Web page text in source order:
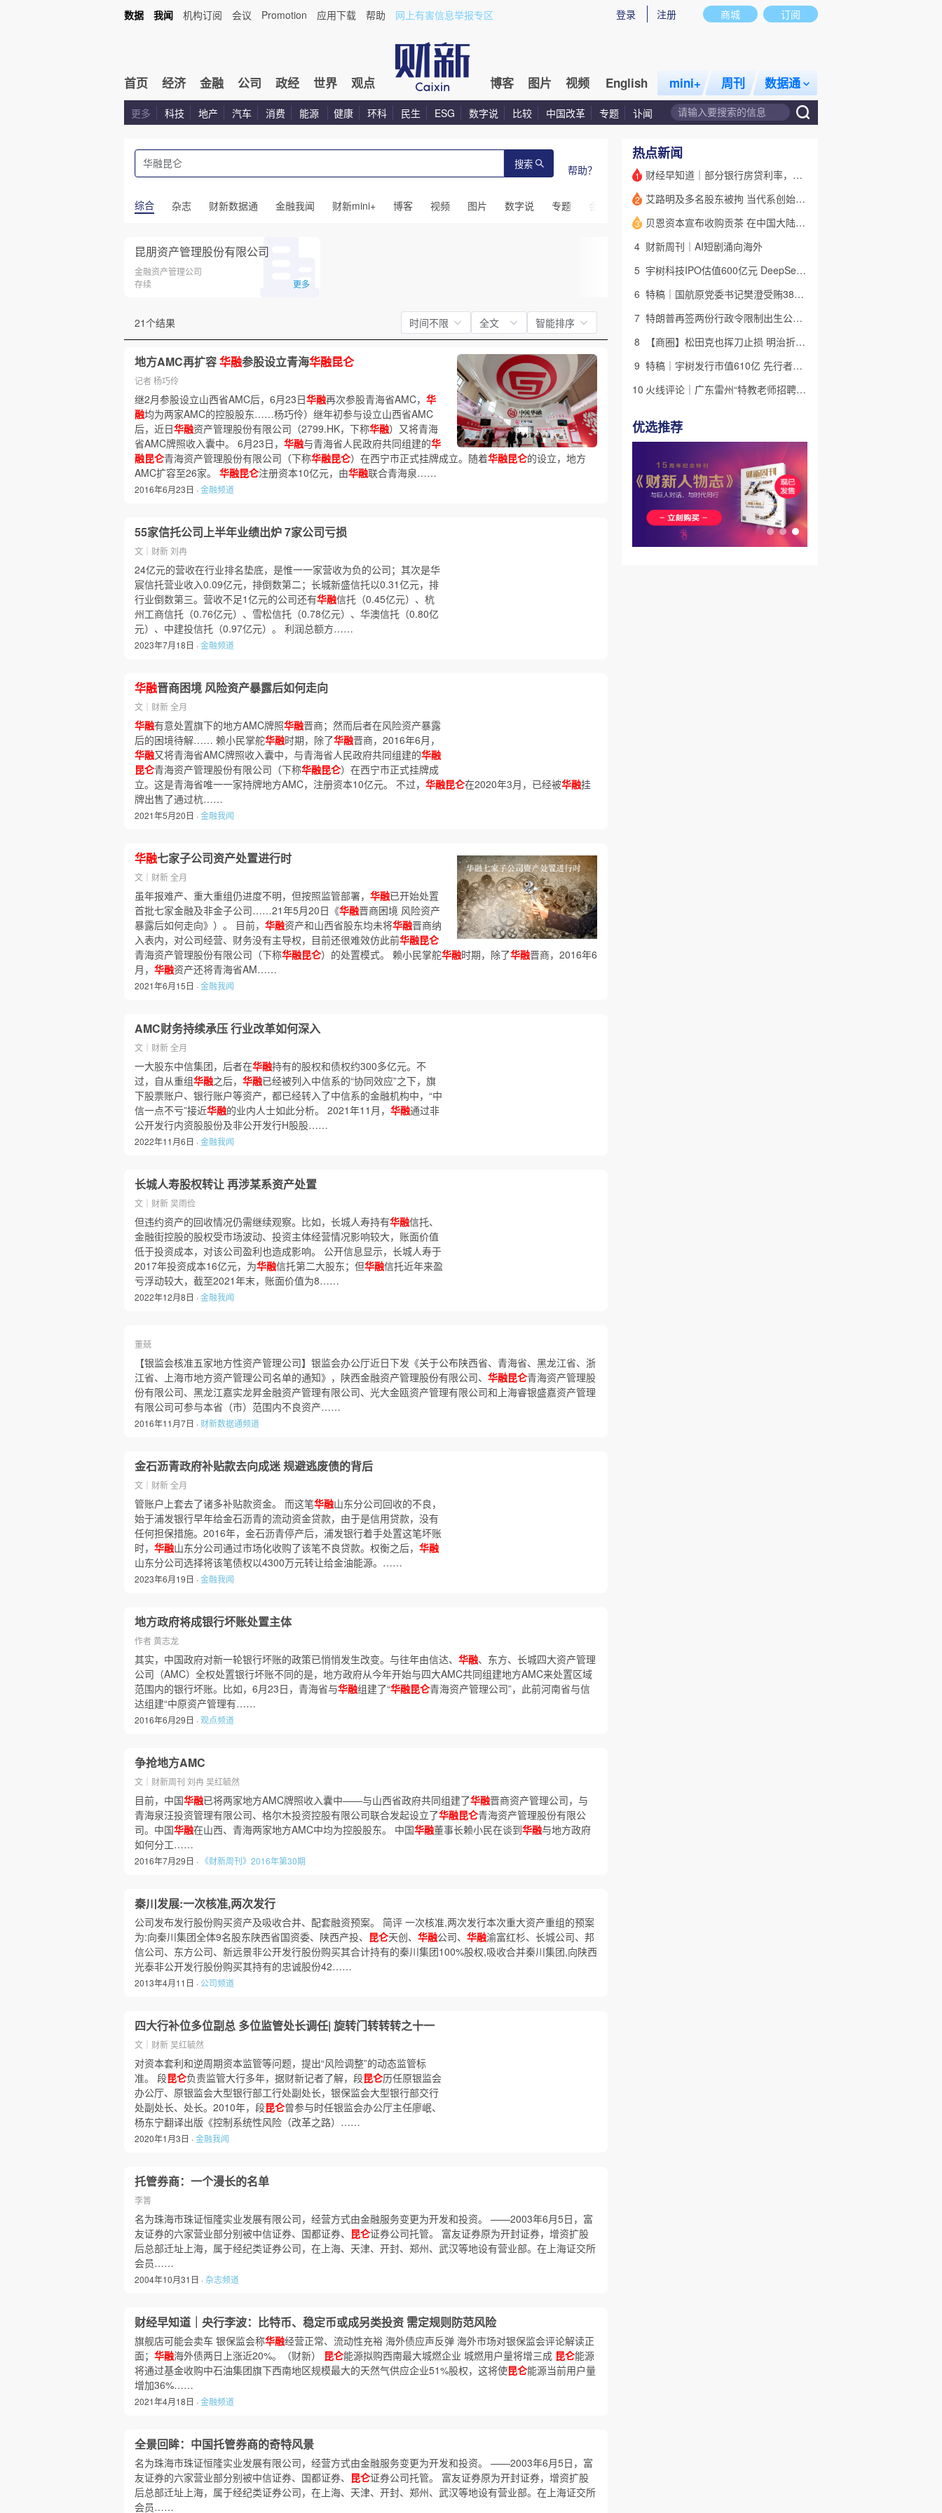
商城 订阅
登录 注册
数据 我闻 机构订阅 会议 Promotion 应用下载 帮助 网上有害信息举报专区
首页 经济 金融 公司 政经 世界 观点 博客 图片 视频 English mini+ 周刊 数据通
更多 科技 地产 汽车 消费 能源 健康 环科 民生 ESG 数字说 比较 中国改革 专题 讣闻
搜索 帮助？
综合 杂志 财新数据通 金融我闻 财新mini+ 博客 视频 图片 数字说 专题 会议 话题 特别呈现 私房课
昆朋资产管理股份有限公司
金融资产管理公司
存续
更多
21个结果 时间不限 全文 智能排序
地方AMC再扩容华融参股设立青海华融昆仑
记者 杨巧伶
继2月参股设立山西省AMC后，6月23日华融再次参股青海省AMC， 华
融均为两家AMC的控股股东……杨巧伶）继年初参与设立山西省AMC
后，近日华融资产管理股份有限公司（2799.HK，下称华融）又将青海
省AMC牌照收入囊中。 6月23日， 华融与青海省人民政府共同组建的华
融昆仑青海资产管理股份有限公司（下称华融昆仑）在西宁市正式挂牌成立。随着华融昆仑的设立，地方
AMC扩容至26家。 华融昆仑注册资本10亿元，由华融联合青海泉……
2016年6月23日 ·金融频道
55家信托公司上半年业绩出炉 7家公司亏损
文｜财新 刘冉
24亿元的营收在行业排名垫底，是惟一一家营收为负的公司；其次是华
宸信托营业收入0.09亿元，排倒数第二；长城新盛信托以0.31亿元，排
行业倒数第三。营收不足1亿元的公司还有华融信托（0.45亿元）、杭
州工商信托（0.76亿元）、雪松信托（0.78亿元）、华澳信托（0.80亿
元）、中建投信托（0.97亿元）。 利润总额方……
2023年7月18日 ·金融频道
华融晋商困境 风险资产暴露后如何走向
文｜财新 全月
华融有意处置旗下的地方AMC牌照华融晋商；然而后者在风险资产暴露
后的困境待解…… 赖小民掌舵华融时期，除了华融晋商，2016年6月，
华融又将青海省AMC牌照收入囊中，与青海省人民政府共同组建的华融
昆仑青海资产管理股份有限公司（下称华融昆仑）在西宁市正式挂牌成
立。这是青海省唯一一家持牌地方AMC，注册资本10亿元。 不过， 华融昆仑在2020年3月，已经被华融挂
牌出售了通过杭……
2021年5月20日 ·金融我闻
华融七家子公司资产处置进行时
文｜财新 全月
虽年报难产、重大重组仍进度不明，但按照监管部署， 华融已开始处置
首批七家金融及非金子公司……21年5月20日《华融晋商困境 风险资产
暴露后如何走向》）。 目前， 华融资产和山西省股东均未将华融晋商纳
入表内，对公司经营、财务没有主导权，目前还很难效仿此前华融昆仑
青海资产管理股份有限公司（下称华融昆仑）的处置模式。 赖小民掌舵华融时期，除了华融晋商，2016年6
月， 华融资产还将青海省AM……
2021年6月15日 ·金融我闻
AMC财务持续承压 行业改革如何深入
文｜财新 全月
一大股东中信集团，后者在华融持有的股权和债权约300多亿元。不
过，自从重组华融之后， 华融已经被列入中信系的“协同效应”之下，旗
下股票账户、银行账户等资产，都已经转入了中信系的金融机构中，“中
信一点不亏”接近华融的业内人士如此分析。 2021年11月， 华融通过非
公开发行内资股股份及非公开发行H股股……
2022年11月6日 ·金融我闻
长城人寿股权转让 再涉某系资产处置
文｜财新 吴雨俭
但违约资产的回收情况仍需继续观察。比如，长城人寿持有华融信托、
金融街控股的股权受市场波动、投资主体经营情况影响较大，账面价值
低于投资成本，对该公司盈利也造成影响。 公开信息显示，长城人寿于
2017年投资成本16亿元，为华融信托第二大股东；但华融信托近年来盈
亏浮动较大，截至2021年末，账面价值为8……
2022年12月8日 ·金融我闻
董兢
【银监会核准五家地方性资产管理公司】银监会办公厅近日下发《关于公布陕西省、青海省、黑龙江省、浙
江省、上海市地方资产管理公司名单的通知》，陕西金融资产管理股份有限公司、 华融昆仑青海资产管理股
份有限公司、黑龙江嘉实龙昇金融资产管理有限公司、光大金瓯资产管理有限公司和上海睿银盛嘉资产管理
有限公司可参与本省（市）范围内不良资产……
2016年11月7日 · 财新数据通频道
金石沥青政府补贴款去向成迷 规避逃废债的背后
文｜财新 全月
管账户上套去了诸多补贴款资金。 而这笔华融山东分公司回收的不良，
始于浦发银行早年给金石沥青的流动资金贷款，由于是信用贷款，没有
任何担保措施。2016年，金石沥青停产后，浦发银行着手处置这笔坏账
时， 华融山东分公司通过市场化收购了该笔不良贷款。权衡之后， 华融
山东分公司选择将该笔债权以4300万元转让给金油能源。……
2023年6月19日 ·金融我闻
地方政府将成银行坏账处置主体
作者 黄志龙
其实，中国政府对新一轮银行坏账的政策已悄悄发生改变。与往年由信达、 华融、东方、长城四大资产管理
公司（AMC）全权处置银行坏账不同的是，地方政府从今年开始与四大AMC共同组建地方AMC来处置区域
范围内的银行坏账。比如，6月23日，青海省与华融组建了“华融昆仑青海资产管理公司”，此前河南省与信
达组建“中原资产管理有……
2016年6月29日 ·观点频道
争抢地方AMC
文｜财新周刊 刘冉 吴红毓然
目前，中国华融已将两家地方AMC牌照收入囊中——与山西省政府共同组建了华融晋商资产管理公司，与
青海泉汪投资管理有限公司、格尔木投资控股有限公司联合发起设立了华融昆仑青海资产管理股份有限公
司。中国华融在山西、青海两家地方AMC中均为控股股东。 中国华融董事长赖小民在谈到华融与地方政府
如何分工……
2016年7月29日 · 《财新周刊》2016年第30期
秦川发展:一次核准,两次发行
公司发布发行股份购买资产及吸收合并、配套融资预案。 简评 一次核准,两次发行本次重大资产重组的预案
为:向秦川集团全体9名股东陕西省国资委、陕西产投、 昆仑天创、 华融公司、 华融渝富红杉、长城公司、邦
信公司、东方公司、新远景非公开发行股份购买其合计持有的秦川集团100%股权,吸收合并秦川集团,向陕西
光泰非公开发行股份购买其持有的忠诚股份42……
2013年4月11日 · 公司频道
四大行补位多位副总 多位监管处长调任| 旋转门转转转之十一
文｜财新 吴红毓然
对资本套利和逆周期资本监管等问题，提出“风险调整”的动态监管标
准。 段昆仑负责监管大行多年，据财新记者了解，段昆仑历任原银监会
办公厅、原银监会大型银行部工行处副处长，银保监会大型银行部交行
处副处长、处长。2010年，段昆仑曾参与时任银监会办公厅主任廖岷、
杨东宁翻译出版《控制系统性风险（改革之路）……
2020年1月3日 ·金融我闻
托管券商：一个漫长的名单
李箐
名为珠海市珠证恒隆实业发展有限公司，经营方式由金融服务变更为开发和投资。 ——2003年6月5日，富
友证券的六家营业部分别被中信证券、国都证券、 昆仑证券公司托管。 富友证券原为开封证券，增资扩股
后总部迁址上海，属于经纪类证券公司，在上海、天津、开封、郑州、武汉等地设有营业部。在上海证交所
会员……
2004年10月31日 ·杂志频道
财经早知道｜央行李波：比特币、稳定币或成另类投资 需定规则防范风险
旗舰店可能会卖车 银保监会称华融经营正常、流动性充裕 海外债应声反弹 海外市场对银保监会评论解读正
面； 华融海外债两日上涨近20%。（财新） 昆仑能源拟购西南最大城燃企业 城燃用户量将增三成 昆仑能源
将通过基金收购中石油集团旗下西南地区规模最大的天然气供应企业51%股权，这将使昆仑能源当前用户量
增加36%……
2021年4月18日 ·金融频道
全景回眸：中国托管券商的奇特风景
名为珠海市珠证恒隆实业发展有限公司，经营方式由金融服务变更为开发和投资。 ——2003年6月5日，富
友证券的六家营业部分别被中信证券、国都证券、 昆仑证券公司托管。 富友证券原为开封证券，增资扩股
后总部迁址上海，属于经纪类证券公司，在上海、天津、开封、郑州、武汉等地设有营业部。在上海证交所
会员……
热点新闻
1 财经早知道｜部分银行房贷利率，降至“2字头
2 艾路明及多名股东被拘 当代系创始人因何此时被清算
3
贝恩资本宣布收购贡茶 在中国大陆无法注册商标后退出市场
4 财新周刊｜AI短剧涌向海外
5
宇树科技IPO估值600亿元 DeepSeek参与战略配售
6
特稿｜国航原党委书记樊澄受贿3847万元二审待宣判 否认大多数指控
7
特朗普再签两份行政令限制出生公民权 意图打击生育旅游产业
8
【商圈】松田克也挥刀止损 明治折戟中国乳业
9
特稿｜宇树发行市值610亿 先行者的加速和考验
10
火线评论｜广东雷州“特教老师招聘违规”很雷，仍有诸多疑点
优选推荐